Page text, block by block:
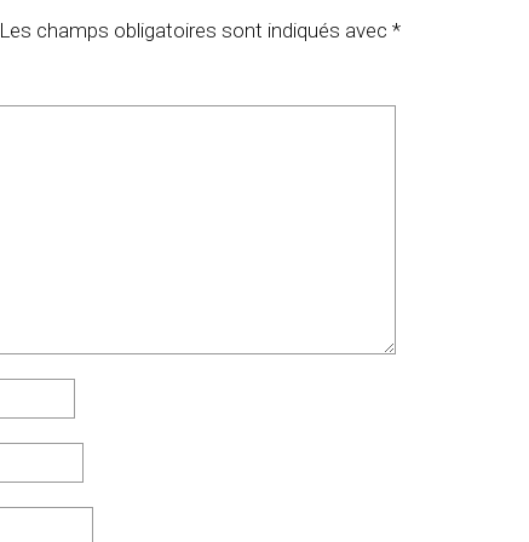
Les champs obligatoires sont indiqués avec *